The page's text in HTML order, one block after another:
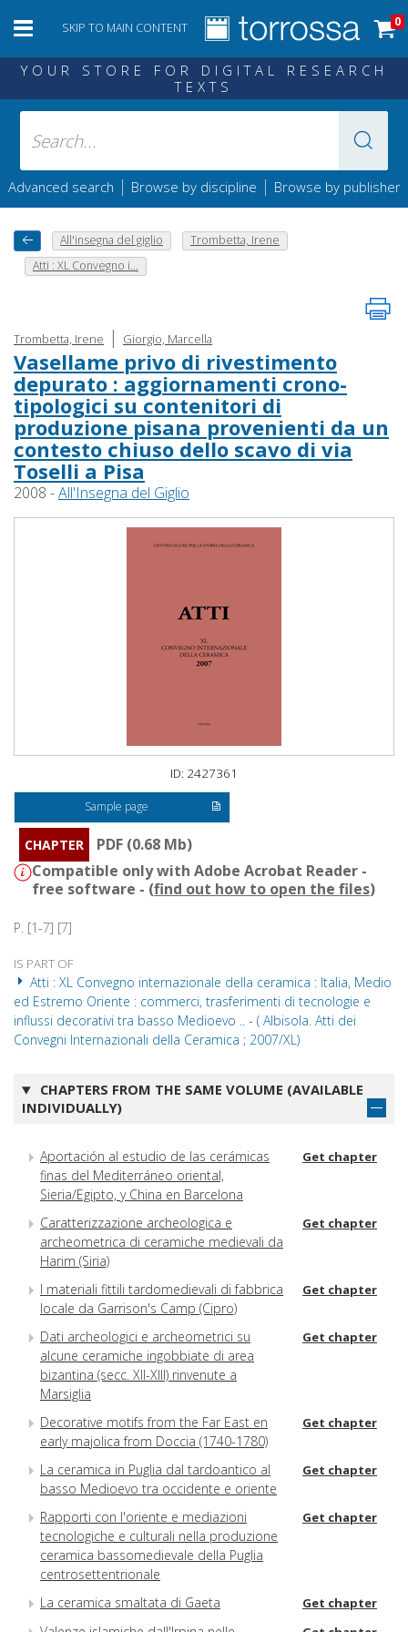
SKIP TO MAIN CONTENT 0
YOUR STORE FOR DIGITAL RESEARCH
TEXTS
Advanced search | Browse by discipline | Browse by publisher
All'insegna del giglio
Trombetta, Irene
Atti : XL Convegno i...
Trombetta, Irene | Giorgio, Marcella
Vasellame privo di rivestimento
depurato : aggiornamenti crono-
tipologici su contenitori di
produzione pisana provenienti da un
contesto chiuso dello scavo di via
Toselli a Pisa
2008 -All'Insegna del Giglio
ID: 2427361
Sample page
CHAPTER
PDF (0.68 Mb)
Compatible only with Adobe Acrobat Reader -
free software - (find out how to open the files)
P. [1-7] [7]
IS PART OF
Atti : XL Convegno internazionale della ceramica : Italia, Medio
ed Estremo Oriente : commerci, trasferimenti di tecnologie e
influssi decorativi tra basso Medioevo .. - ( Albisola. Atti dei
Convegni Internazionali della Ceramica ; 2007/XL)
CHAPTERS FROM THE SAME VOLUME (AVAILABLE
INDIVIDUALLY)
Aportación al estudio de las cerámicas
finas del Mediterráneo oriental,
Sieria/Egipto, y China en Barcelona
Get chapter
Caratterizzazione archeologica e
archeometrica di ceramiche medievali da
Harim (Siria)
Get chapter
I materiali fittili tardomedievali di fabbrica
locale da Garrison's Camp (Cipro)
Get chapter
Dati archeologici e archeometrici su
alcune ceramiche ingobbiate di area
bizantina (secc. XII-XIII) rinvenute a
Marsiglia
Get chapter
Decorative motifs from the Far East en
early majolica from Doccia (1740-1780)
Get chapter
La ceramica in Puglia dal tardoantico al
basso Medioevo tra occidente e oriente
Get chapter
Rapporti con l'oriente e mediazioni
tecnologiche e culturali nella produzione
ceramica bassomedievale della Puglia
centrosettentrionale
Get chapter
La ceramica smaltata di Gaeta Get chapter